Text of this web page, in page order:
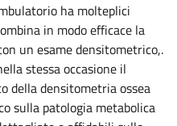
ha molteplici
in modo efficace la
un esame densitometrico,.
stessa occasione il
della densitometria ossea
sulla patologia metabolica